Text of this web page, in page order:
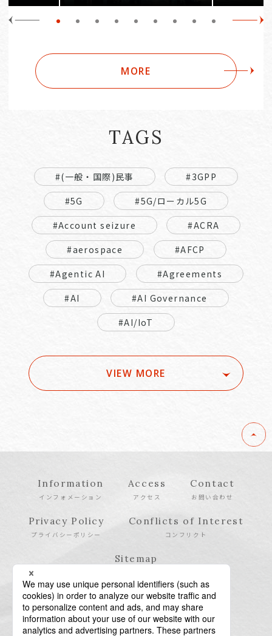
MORE
TAGS
#(一般・国際)民事
#3GPP
#5G
#5G/ローカル5G
#Account seizure
#ACRA
#aerospace
#AFCP
#Agentic AI
#Agreements
#AI
#AI Governance
#AI/IoT
VIEW MORE
Information
インフォメーション
Access
アクセス
Contact
お問い合わせ
Privacy Policy
プライバシーポリシー
Conflicts of Interest
コンフリクト
Sitemap